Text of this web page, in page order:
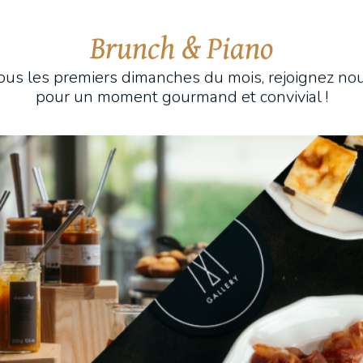
Brunch & Piano
les premiers dimanches du mois, rejoignez
pour un moment gourmand et convivial !